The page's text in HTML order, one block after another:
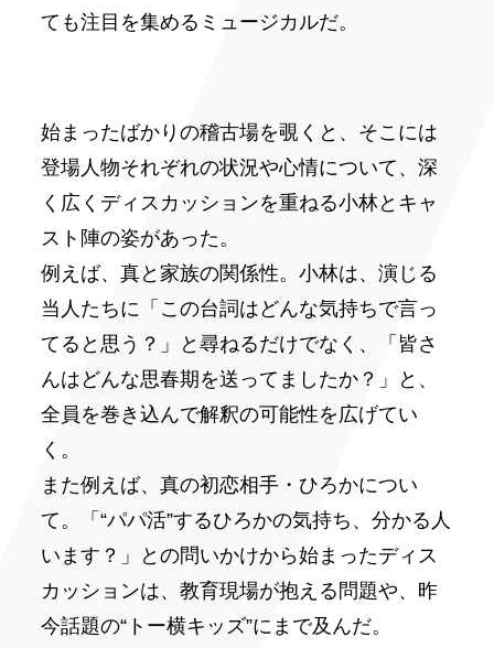
ても注目を集めるミュージカルだ。
始まったばかりの稽古場を覗くと、そこには
登場人物それぞれの状況や心情について、深
く広くディスカッションを重ねる小林とキャ
スト陣の姿があった。
例えば、真と家族の関係性。小林は、演じる
当人たちに「この台詞はどんな気持ちで言っ
てると思う？」と尋ねるだけでなく、「皆さ
んはどんな思春期を送ってましたか？」と、
全員を巻き込んで解釈の可能性を広げてい
く。
また例えば、真の初恋相手・ひろかについ
て。「“パパ活”するひろかの気持ち、分かる人
います？」との問いかけから始まったディス
カッションは、教育現場が抱える問題や、昨
今話題の“トー横キッズ”にまで及んだ。